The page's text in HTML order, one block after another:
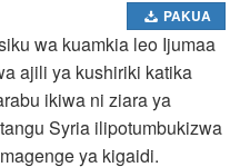
PAKUA
wa kuamkia leo Ijumaa
ajili ya kushiriki katika
ikiwa ni ziara ya
Syria ilipotumbukizwa
ya kigaidi.